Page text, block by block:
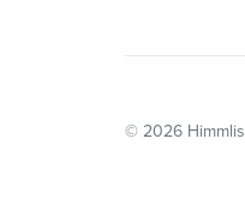
© 2026